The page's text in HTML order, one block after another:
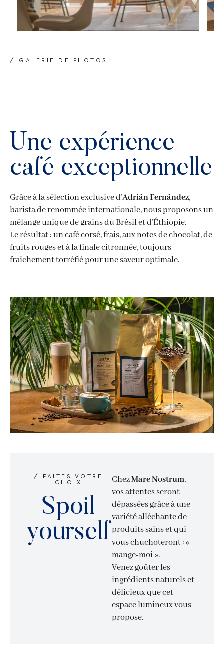
/ GALERIE DE PHOTOS
Une expérience
café exceptionnelle
Grâce à la sélection exclusive d’Adrián Fernández,
barista de renommée internationale, nous proposons un
mélange unique de grains du Brésil et d’Éthiopie.
Le résultat : un café corsé, frais, aux notes de chocolat, de
fruits rouges et à la finale citronnée, toujours
fraîchement torréfié pour une saveur optimale.
/ FAITES VOTRE
CHOIX
Spoil
yourself
ChezMare Nostrum,
vos attentes seront
dépassées grâce à une
variété alléchante de
produits sains et qui
vous chuchoteront : «
mange-moi ».
Venez goûter les
ingrédients naturels et
délicieux que cet
espace lumineux vous
propose.